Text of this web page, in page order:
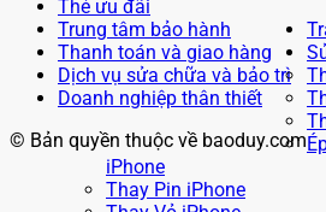
Thẻ ưu đãi
Trung tâm bảo hành
Thanh toán và giao hàng
Dịch vụ sửa chữa và bảo trì
Doanh nghiệp thân thiết
© Bản quyền thuộc về baoduy.com
iPhone
Thay Pin iPhone